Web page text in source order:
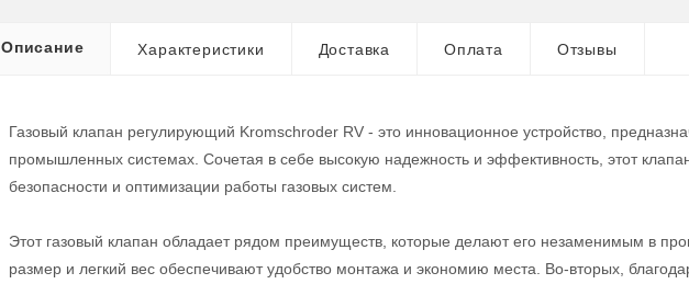
Описание Характеристики Доставка Оплата Отзывы
Газовый клапан регулирующий Kromschroder RV - это инновационное устройство,
промышленных системах. Сочетая в себе высокую надежность и эффективность, этот
безопасности и оптимизации работы газовых систем.
Этот газовый клапан обладает рядом преимуществ, которые делают его незаменимым в
размер и легкий вес обеспечивают удобство монтажа и экономию места. Во-вторых,